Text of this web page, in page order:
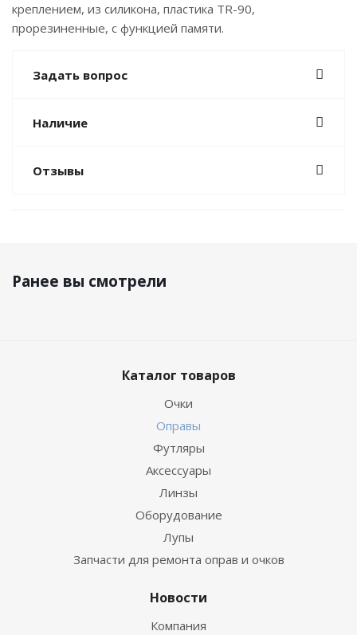
креплением, из силикона, пластика TR-90,
прорезиненные, с функцией памяти.
Задать вопрос
Наличие
Отзывы
Ранее вы смотрели
Каталог товаров
Очки
Оправы
Футляры
Аксессуары
Линзы
Оборудование
Лупы
Запчасти для ремонта оправ и очков
Новости
Компания